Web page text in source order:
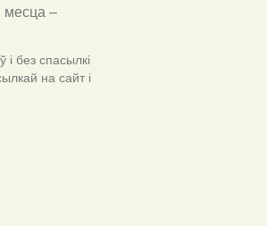
месца –
без спасылкі
на сайт і